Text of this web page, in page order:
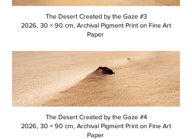
The Desert Created by the Gaze #3
2026, 30 × 90 cm, Archival Pigment Print on Fine Art
Paper
The Desert Created by the Gaze #4
2026, 30 × 90 cm, Archival Pigment Print on Fine Art
Paper